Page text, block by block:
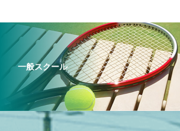
一般スクール